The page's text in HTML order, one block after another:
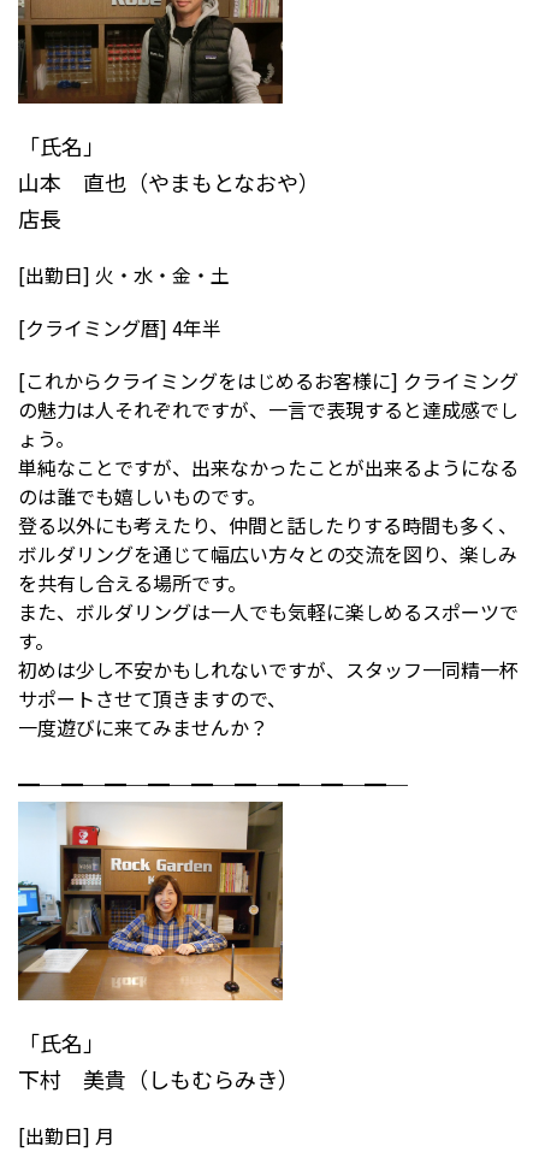
「氏名」
山本 直也（やまもとなおや）
店長
[出勤日] 火・水・金・土
[クライミング暦] 4年半
[これからクライミングをはじめるお客様に] クライミング
の魅力は人それぞれですが、一言で表現すると達成感でし
ょう。
単純なことですが、出来なかったことが出来るようになる
のは誰でも嬉しいものです。
登る以外にも考えたり、仲間と話したりする時間も多く、
ボルダリングを通じて幅広い方々との交流を図り、楽しみ
を共有し合える場所です。
また、ボルダリングは一人でも気軽に楽しめるスポーツで
す。
初めは少し不安かもしれないですが、スタッフ一同精一杯
サポートさせて頂きますので、
一度遊びに来てみませんか？
━─━─━─━─━─━─━─━─━─
「氏名」
下村 美貴（しもむらみき）
[出勤日] 月